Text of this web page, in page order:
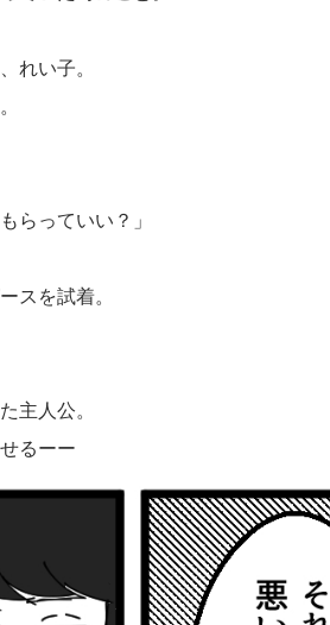
れい子。
らっていい？」
スを試着。
主人公。
るーー